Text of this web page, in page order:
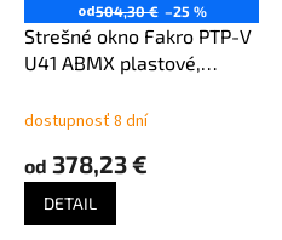
od504,30 € –25 %
Strešné okno Fakro PTP-V
U41 ABMX plastové,
dostupnosť 8 dní
od 378,23 €
DETAIL